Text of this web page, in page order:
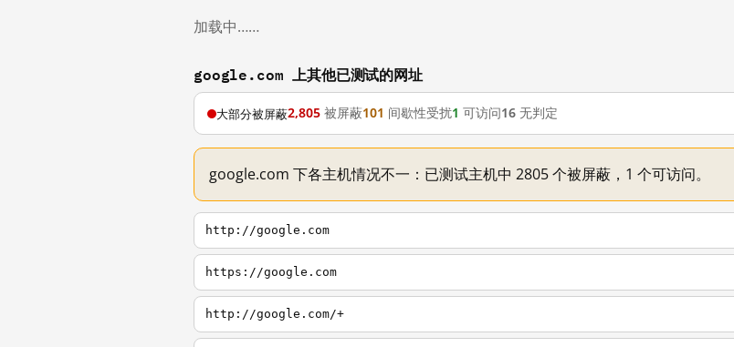
加载中……
google.com 上其他已测试的网址
大部分被屏蔽2,805 被屏蔽101 间歇性受扰1 可访问16 无判定
google.com 下各主机情况不一：已测试主机中 2805 个被屏蔽，1 个可访问。
http://google.com
https://google.com
http://google.com/+